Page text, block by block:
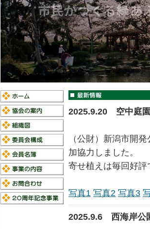
市民が安ら
市民がつくる緑あ
2025.9.20 空中庭
（公財）新潟市開
加協力しました。
寄せ植えは毎回好
写真1 写真2 写真3
2025.9.6 西海岸公